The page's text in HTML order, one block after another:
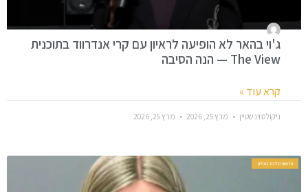
ג'וי בהאר לא הופיעה לראיון עם קרי אנדרווד בתוכנית
The View — הנה הסיבה
קרא עוד »
ניקולס וינשטיין מרץ 25, 2026 מרץ 25, 2026
חדשות סלבס בעולם